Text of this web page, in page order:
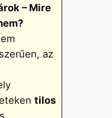
– Mire
az
tilos